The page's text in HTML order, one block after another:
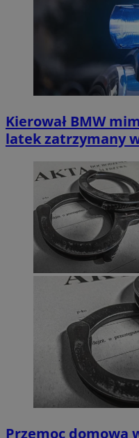
Kierował BMW
latek zatrzymany
Przemoc domowa